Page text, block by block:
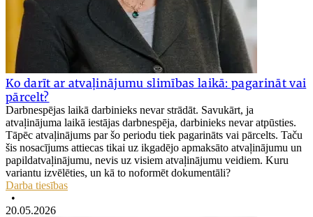
Ko darīt ar atvaļinājumu slimības laikā: pagarināt vai
pārcelt?
Darbnespējas laikā darbinieks nevar strādāt. Savukārt, ja
atvaļinājuma laikā iestājas darbnespēja, darbinieks nevar atpūsties.
Tāpēc atvaļinājums par šo periodu tiek pagarināts vai pārcelts. Taču
šis nosacījums attiecas tikai uz ikgadējo apmaksāto atvaļinājumu un
papildatvaļinājumu, nevis uz visiem atvaļinājumu veidiem. Kuru
variantu izvēlēties, un kā to noformēt dokumentāli?
Darba tiesības
•
20.05.2026